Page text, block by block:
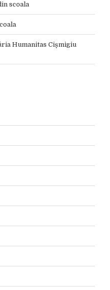
scoala
Humanitas Cișmigiu